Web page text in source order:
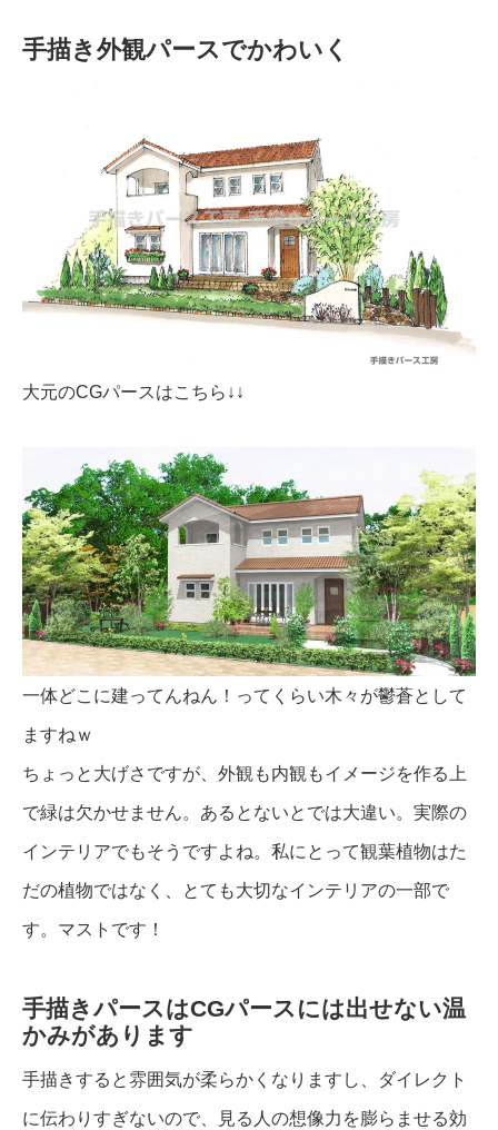
手描き外観パースでかわいく
大元のCGパースはこちら↓↓
一体どこに建ってんねん！ってくらい木々が鬱蒼として
ますねｗ
ちょっと大げさですが、外観も内観もイメージを作る上
で緑は欠かせません。あるとないとでは大違い。実際の
インテリアでもそうですよね。私にとって観葉植物はた
だの植物ではなく、とても大切なインテリアの一部で
す。マストです！
手描きパースはCGパースには出せない温
かみがあります
手描きすると雰囲気が柔らかくなりますし、ダイレクト
に伝わりすぎないので、見る人の想像力を膨らませる効